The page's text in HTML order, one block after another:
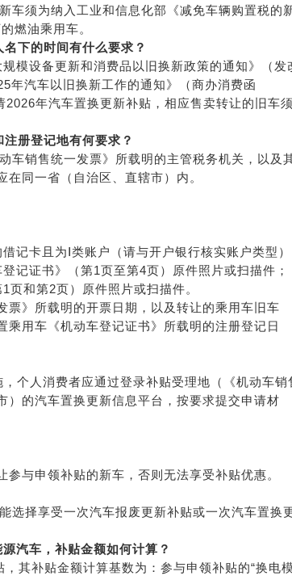
车须为纳入工业和信息化部《减免车辆购置税的
燃油乘用车。
名下的时间有什么要求？
模设备更新和消费品以旧换新政策的通知》（发
年汽车以旧换新工作的通知》（商办消费函
年汽车置换更新补贴，相应售卖转让的旧车须
册登记地有何要求？
车销售统一发票》所载明的主管税务机关，以及
在同一省（自治区、直辖市）内。
记卡且为Ⅰ类账户（请与开户银行核实账户类型）
记证书》（第1页至第4页）原件照片或扫描件；
页和第2页）原件照片或扫描件。
票》所载明的开票日期，以及转让的乘用车旧车
乘用车《机动车登记证书》所载明的注册登记日
个人消费者应通过登录补贴受理地（《机动车销
的汽车置换更新信息平台，按要求提交申请材
与申领补贴的新车，否则无法享受补贴优惠。
选择享受一次汽车报废更新补贴或一次汽车置换
汽车，补贴金额如何计算？
其补贴金额计算基数为：参与申领补贴的“换电模